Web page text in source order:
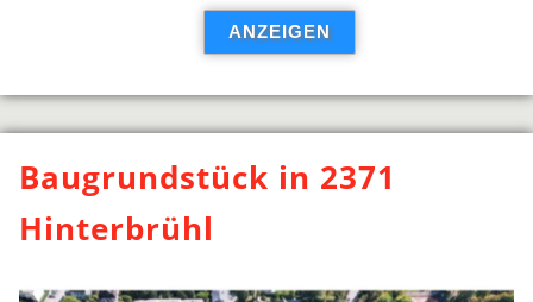
Baugrundstück in 2371
Hinterbrühl